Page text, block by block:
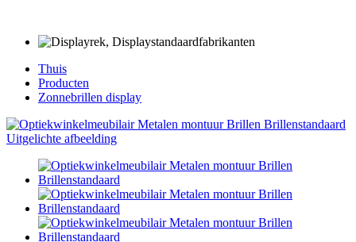
Thuis
Producten
Zonnebrillen display